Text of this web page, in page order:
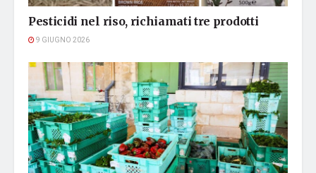
Pesticidi nel riso, richiamati tre prodotti
9 GIUGNO 2026